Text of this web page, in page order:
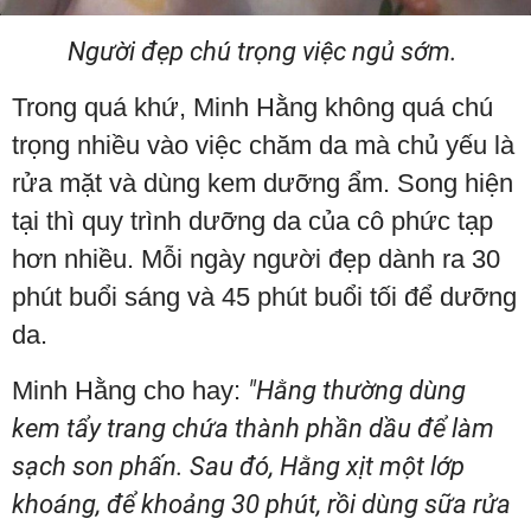
Người đẹp chú trọng việc ngủ sớm.
Trong quá khứ, Minh Hằng không quá chú
trọng nhiều vào việc chăm da mà chủ yếu là
rửa mặt và dùng kem dưỡng ẩm. Song hiện
tại thì quy trình dưỡng da của cô phức tạp
hơn nhiều. Mỗi ngày người đẹp dành ra 30
phút buổi sáng và 45 phút buổi tối để dưỡng
da.
Minh Hằng cho hay: "Hằng thường dùng
kem tẩy trang chứa thành phần dầu để làm
sạch son phấn. Sau đó, Hằng xịt một lớp
khoáng, để khoảng 30 phút, rồi dùng sữa rửa